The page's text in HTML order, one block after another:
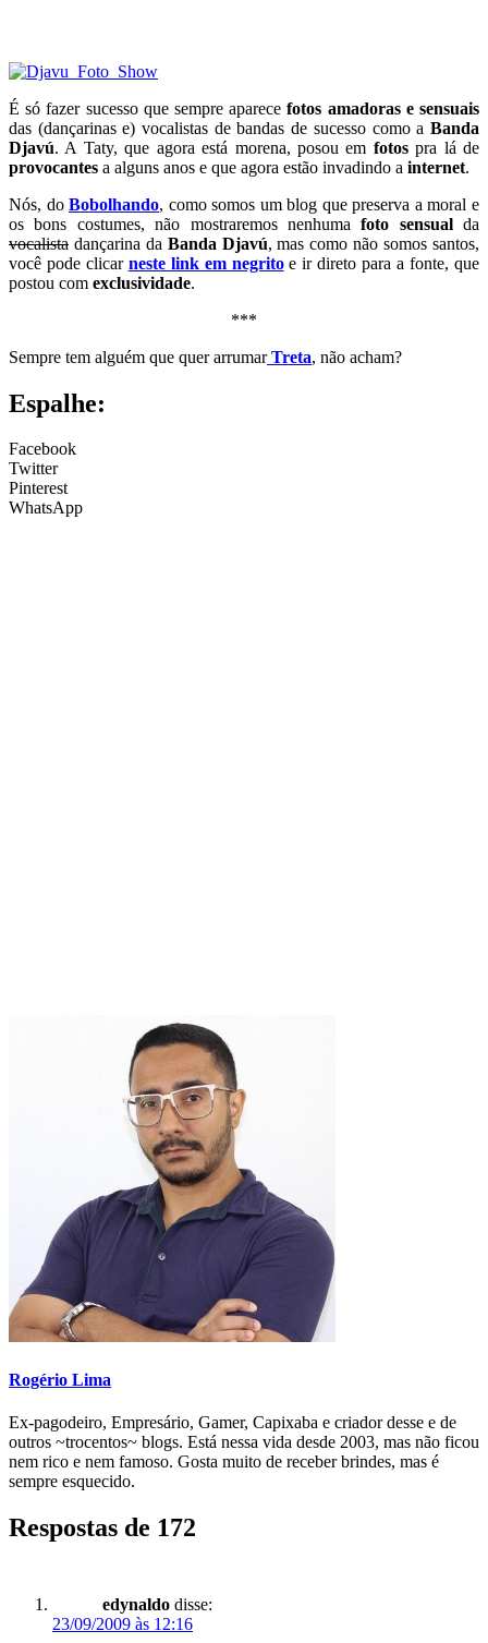
É só fazer sucesso que sempre aparecefotos amadoras e sensuais
das (dançarinas e) vocalistas de bandas de sucesso como a Banda
Djavú. A Taty, que agora está morena, posou em fotospra lá de
provocantes a alguns anos e que agora estão invadindo a internet.
Nós, doBobolhando, como somos um blog que preserva a moral e
os bons costumes, não mostraremos nenhumafoto sensualda
vocalista dançarina da Banda Djavú, mas como não somos santos,
você pode clicar neste link em negritoe ir direto para a fonte, que
postou com exclusividade.
***
Sempre tem alguém que quer arrumarTreta, não acham?
Espalhe:
Facebook
Twitter
Pinterest
WhatsApp
Rogério Lima
Ex-pagodeiro, Empresário, Gamer, Capixaba e criador desse e de
outros ~trocentos~ blogs. Está nessa vida desde 2003, mas não ficou
nem rico e nem famoso. Gosta muito de receber brindes, mas é
sempre esquecido.
Respostas de 172
edynaldo disse:
23/09/2009 às 12:16